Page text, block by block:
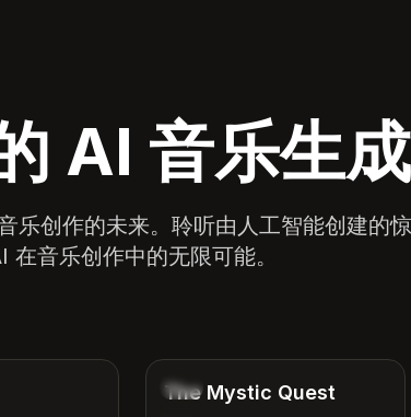
AI 音乐生
乐创作的未来。聆听由人工智能创建的
在音乐创作中的无限可能。
奇幻
The Mystic Quest